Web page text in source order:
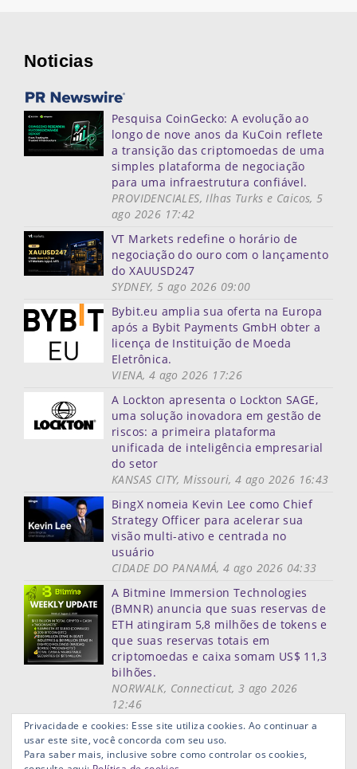
Noticias
Pesquisa CoinGecko: A evolução ao
longo de nove anos da KuCoin reflete
a transição das criptomoedas de uma
simples plataforma de negociação
para uma infraestrutura confiável.
PROVIDENCIALES, Ilhas Turks e Caicos, 5
ago 2026 17:42
VT Markets redefine o horário de
negociação do ouro com o lançamento
do XAUUSD247
SYDNEY, 5 ago 2026 09:00
Bybit.eu amplia sua oferta na Europa
após a Bybit Payments GmbH obter a
licença de Instituição de Moeda
Eletrônica.
VIENA, 4 ago 2026 17:26
A Lockton apresenta o Lockton SAGE,
uma solução inovadora em gestão de
riscos: a primeira plataforma
unificada de inteligência empresarial
do setor
KANSAS CITY, Missouri, 4 ago 2026 16:43
BingX nomeia Kevin Lee como Chief
Strategy Officer para acelerar sua
visão multi-ativo e centrada no
usuário
CIDADE DO PANAMÁ, 4 ago 2026 04:33
A Bitmine Immersion Technologies
(BMNR) anuncia que suas reservas de
ETH atingiram 5,8 milhões de tokens e
que suas reservas totais em
criptomoedas e caixa somam US$ 11,3
bilhões.
NORWALK, Connecticut, 3 ago 2026
12:46
Mais notícias
Mapa do site Termos de usoPrivacidadeLinks ùteis
Privacidade e cookies: Esse site utiliza cookies. Ao continuar a
usar este site, você concorda com seu uso.
Para saber mais, inclusive sobre como controlar os cookies,